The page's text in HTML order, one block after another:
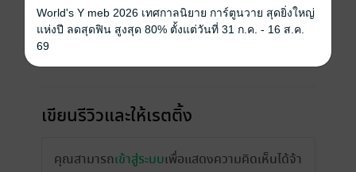
เขียนรีวิวและให้เรตติ้ง
คุณสามารถเข้าสู่ระบบเพื่อแสดงความคิดเห็นได้จ้า
World's Y meb 2026 เทศกาลนิยาย การ์ตูนวาย สุดยิ่งใหญ่
แห่งปี ลดสุดฟิน สูงสุด 80% ตั้งแต่วันที่ 31 ก.ค. - 16 ส.ค.
69